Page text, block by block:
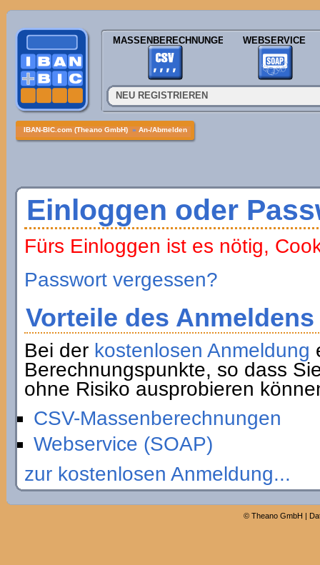
MASSENBERECHNUNGEN WEBSERVICE
NEU REGISTRIEREN
IBAN-BIC.com (Theano GmbH) » An-/Abmelden
Einloggen oder
Fürs Einloggen ist es nötig,
Passwort vergessen?
Vorteile des Anmeldens
Bei der kostenlosen Anmeldung
Berechnungspunkte, so dass
ohne Risiko ausprobieren
CSV-Massenberechnungen
Webservice (SOAP)
zur kostenlosen Anmeldung...
© Theano GmbH |